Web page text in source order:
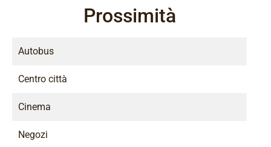
Prossimità
Autobus
Centro città
Cinema
Negozi